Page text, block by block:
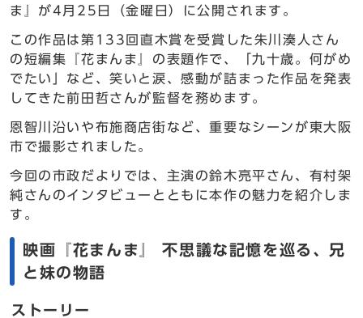
ま』が4月25日（金曜日）に公開されます。
この作品は第133回直木賞を受賞した朱川湊人さん
の短編集『花まんま』の表題作で、「九十歳。何がめ
でたい」など、笑いと涙、感動が詰まった作品を発表
してきた前田哲さんが監督を務めます。
恩智川沿いや布施商店街など、重要なシーンが東大阪
市で撮影されました。
今回の市政だよりでは、主演の鈴木亮平さん、有村架
純さんのインタビューとともに本作の魅力を紹介しま
す。
映画『花まんま』 不思議な記憶を巡る、兄
と妹の物語
ストーリー